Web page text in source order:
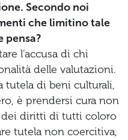
Secondo noi
che limitino tale
pensa?
l’accusa di chi
delle valutazioni.
tutela di beni culturali,
è prendersi cura non
dei diritti di tutti coloro
tutela non coercitiva,